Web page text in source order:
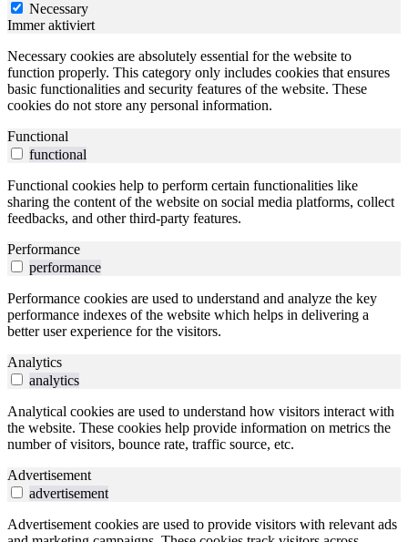
Necessary
Immer aktiviert
Necessary cookies are absolutely essential for the website to
function properly. This category only includes cookies that ensures
basic functionalities and security features of the website. These
cookies do not store any personal information.
Functional
functional
Functional cookies help to perform certain functionalities like
sharing the content of the website on social media platforms, collect
feedbacks, and other third-party features.
Performance
performance
Performance cookies are used to understand and analyze the key
performance indexes of the website which helps in delivering a
better user experience for the visitors.
Analytics
analytics
Analytical cookies are used to understand how visitors interact with
the website. These cookies help provide information on metrics the
number of visitors, bounce rate, traffic source, etc.
Advertisement
advertisement
Advertisement cookies are used to provide visitors with relevant ads